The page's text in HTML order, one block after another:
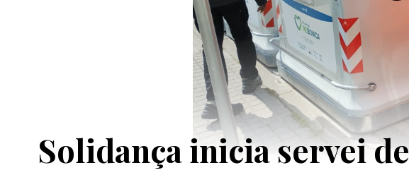
Solidança inicia servei